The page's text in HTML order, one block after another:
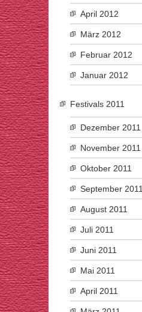
April 2012
März 2012
Februar 2012
Januar 2012
Festivals 2011
Dezember 2011
November 2011
Oktober 2011
September 2011
August 2011
Juli 2011
Juni 2011
Mai 2011
April 2011